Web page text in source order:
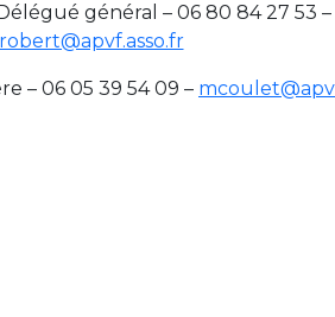
général – 06 80 84 27 53 –
– 06 05 39 54 09 –